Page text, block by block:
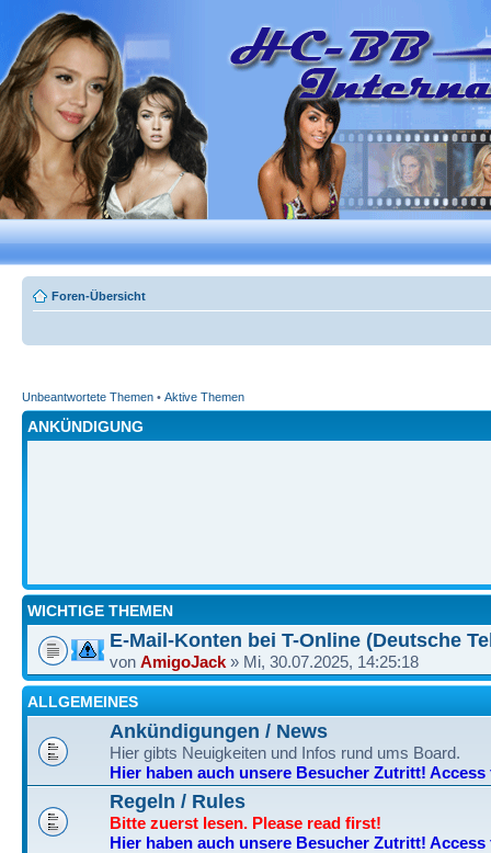
Foren-Übersicht
Unbeantwortete Themen • Aktive Themen
ANKÜNDIGUNG
WICHTIGE THEMEN
E-Mail-Konten bei T-Online (Deutsche
von AmigoJack » Mi, 30.07.2025, 14:25:18
ALLGEMEINES
Ankündigungen / News
Hier gibts Neuigkeiten und Infos rund ums Board.
Hier haben auch unsere Besucher Zutritt!
Regeln / Rules
Bitte zuerst lesen. Please read first!
Hier haben auch unsere Besucher Zutritt!